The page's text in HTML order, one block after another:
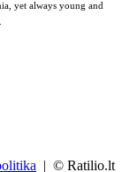
yet always young and
| © Ratilio.lt